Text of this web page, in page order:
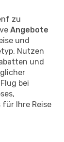
zu
Angebote
und
Nutzen
und
bei
Ihre Reise